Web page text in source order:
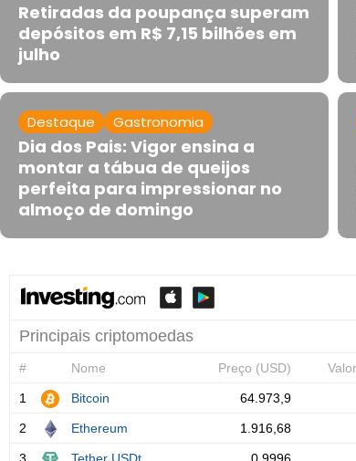
Retiradas da poupança superam
depósitos em R$ 7,15 bilhões em
julho
Destaque Gastronomia
Dia dos Pais: Vigor ensina a
montar a tábua de queijos
perfeita para impressionar no
almoço de domingo